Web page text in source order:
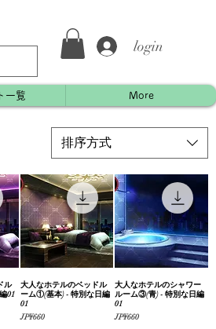
login
一覧 More
排序方式
ル
01
快速瀏覽
大人なホテルのベッドル
ーム①(基本) - 特別な日編
01
價格
JP¥660
快速瀏覽
大人なホテルのシャワー
ルーム③(青) - 特別な日編
01
價格
JP¥660